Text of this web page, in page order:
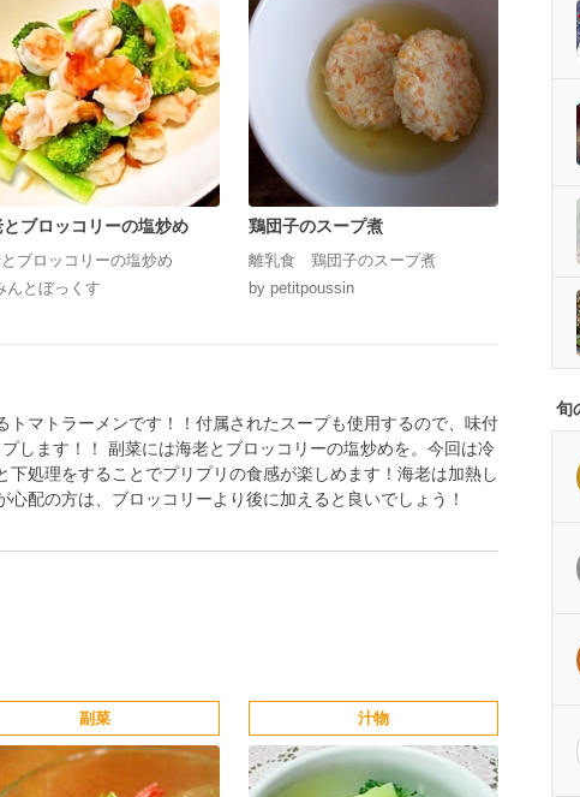
とブロッコリーの塩炒め
ブロッコリーの塩炒め
んとぼっくす
鶏団子のスープ煮
離乳食 鶏団子のスープ煮
by petitpoussin
トマトラーメンです！！付属されたスープも使用するので、味付
します！！ 副菜には海老とブロッコリーの塩炒めを。今回は冷
処理をすることでプリプリの食感が楽しめます！海老は加熱し
配の方は、ブロッコリーより後に加えると良いでしょう！
副菜 汁物
旬